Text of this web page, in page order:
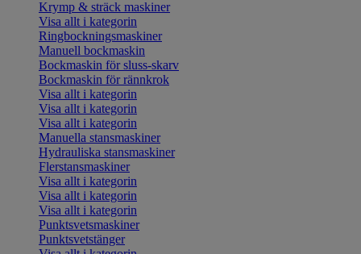
Krymp & sträck maskiner
Visa allt i kategorin
Ringbockningsmaskiner
Manuell bockmaskin
Bockmaskin för sluss-skarv
Bockmaskin för rännkrok
Visa allt i kategorin
Visa allt i kategorin
Visa allt i kategorin
Manuella stansmaskiner
Hydrauliska stansmaskiner
Flerstansmaskiner
Visa allt i kategorin
Visa allt i kategorin
Visa allt i kategorin
Punktsvetsmaskiner
Punktsvetstänger